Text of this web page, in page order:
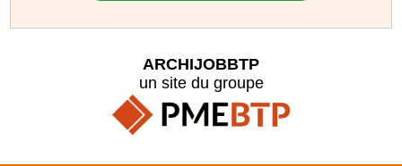
ARCHIJOBBTP
un site du groupe